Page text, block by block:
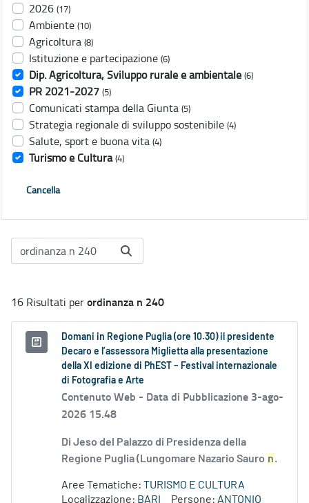
2026 (17)
Ambiente (10)
Agricoltura (8)
Istituzione e partecipazione (6)
Dip. Agricoltura, Sviluppo rurale e ambientale (6)
PR 2021-2027 (5)
Comunicati stampa della Giunta (5)
Strategia regionale di sviluppo sostenibile (4)
Salute, sport e buona vita (4)
Turismo e Cultura (4)
Cancella
16 Risultati perordinanza n 240
Domani in Regione Puglia (ore 10.30) il presidente
Decaro e l’assessora Miglietta alla presentazione
della XI edizione di PhEST – Festival internazionale
di Fotografia e Arte
Contenuto Web - Data di Pubblicazione 3-ago-
2026 15.48
Di Jeso del Palazzo di Presidenza della
Regione Puglia (Lungomare Nazario Sauro n.
Aree Tematiche: TURISMO E CULTURA
Localizzazione: BARI Persone: ANTONIO